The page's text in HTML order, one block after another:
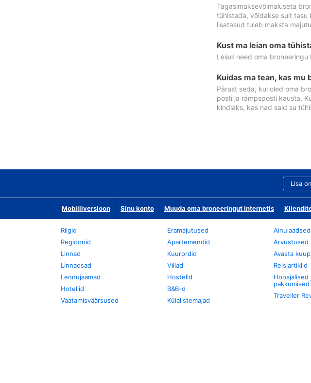
Tagasimaksevõimaluseta
tühistada, võidakse sult tasu
lisatasud tuleb maksta
Kust ma leian oma
Leiad need oma broneeringu
Kuidas ma tean, kas
Pärast seda, kui oled oma
posti ja rämpsposti kausta.
kindlaks, kas nad said su
Lisa
Mobiiliversioon Sinu konto Muuda oma broneeringut internetis
Riigid
Regioonid
Linnad
Linnaosad
Lennujaamad
Hotellid
Vaatamisväärsused
Eramajutused
Apartemendid
Kuurordid
Villad
Hostelid
B&B-d
Külalistemajad
Arvustused
Avasta
Reisiartiklid
Hooajalised
pakkumised
Traveller